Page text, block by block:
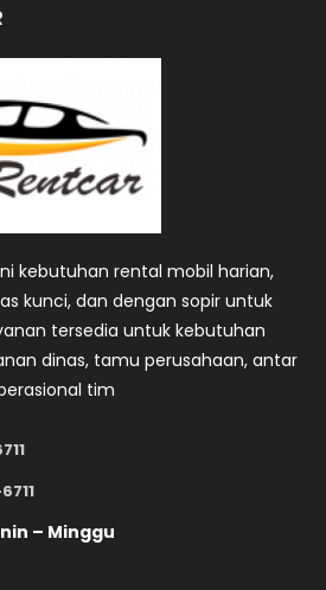
kebutuhan rental mobil harian,
kunci, dan dengan sopir untuk
tersedia untuk kebutuhan
dinas, tamu perusahaan, antar
tim
– Minggu